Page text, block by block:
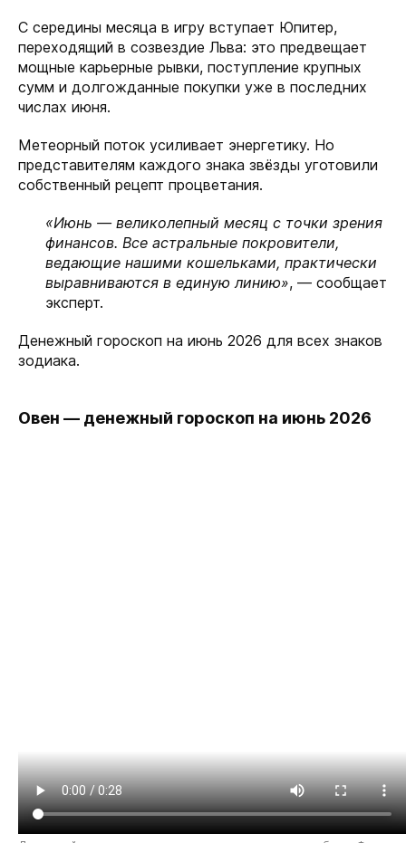
С середины месяца в игру вступает Юпитер,
переходящий в созвездие Льва: это предвещает
мощные карьерные рывки, поступление крупных
сумм и долгожданные покупки уже в последних
числах июня.
Метеорный поток усиливает энергетику. Но
представителям каждого знака звёзды уготовили
собственный рецепт процветания.
«Июнь — великолепный месяц с точки зрения
финансов. Все астральные покровители,
ведающие нашими кошельками, практически
выравниваются в единую линию», — сообщает
эксперт.
Денежный гороскоп на июнь 2026 для всех знаков
зодиака.
Овен — денежный гороскоп на июнь 2026